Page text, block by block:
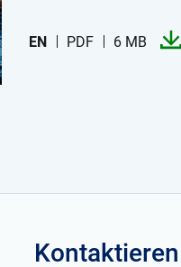
EN PDF 6 MB